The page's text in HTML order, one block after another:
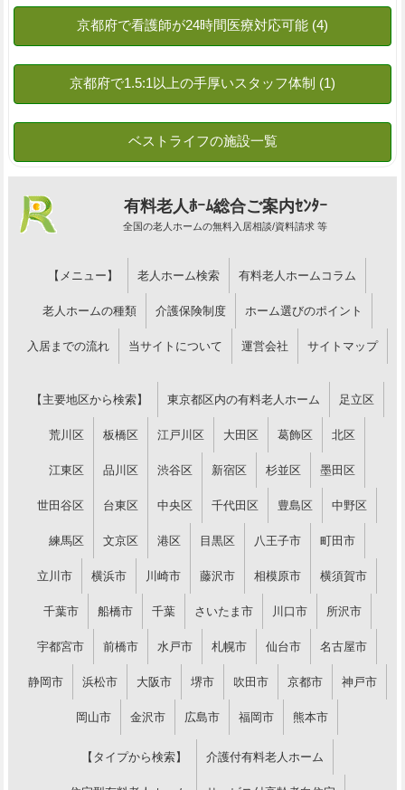
有料老人ﾎｰﾑ総合ご案内ｾﾝﾀｰ
全国の老人ホームの無料入居相談/資料請求 等
【メニュー】 老人ホーム検索 有料老人ホームコラム
老人ホームの種類 介護保険制度 ホーム選びのポイント
入居までの流れ 当サイトについて 運営会社 サイトマップ
【主要地区から検索】 東京都区内の有料老人ホーム 足立区
荒川区 板橋区 江戸川区 大田区 葛飾区 北区
江東区 品川区 渋谷区 新宿区 杉並区 墨田区
世田谷区 台東区 中央区 千代田区 豊島区 中野区
練馬区 文京区 港区 目黒区 八王子市 町田市
立川市 横浜市 川崎市 藤沢市 相模原市 横須賀市
千葉市 船橋市 千葉 さいたま市 川口市 所沢市
宇都宮市 前橋市 水戸市 札幌市 仙台市 名古屋市
静岡市 浜松市 大阪市 堺市 吹田市 京都市 神戸市
岡山市 金沢市 広島市 福岡市 熊本市
【タイプから検索】 介護付有料老人ホーム